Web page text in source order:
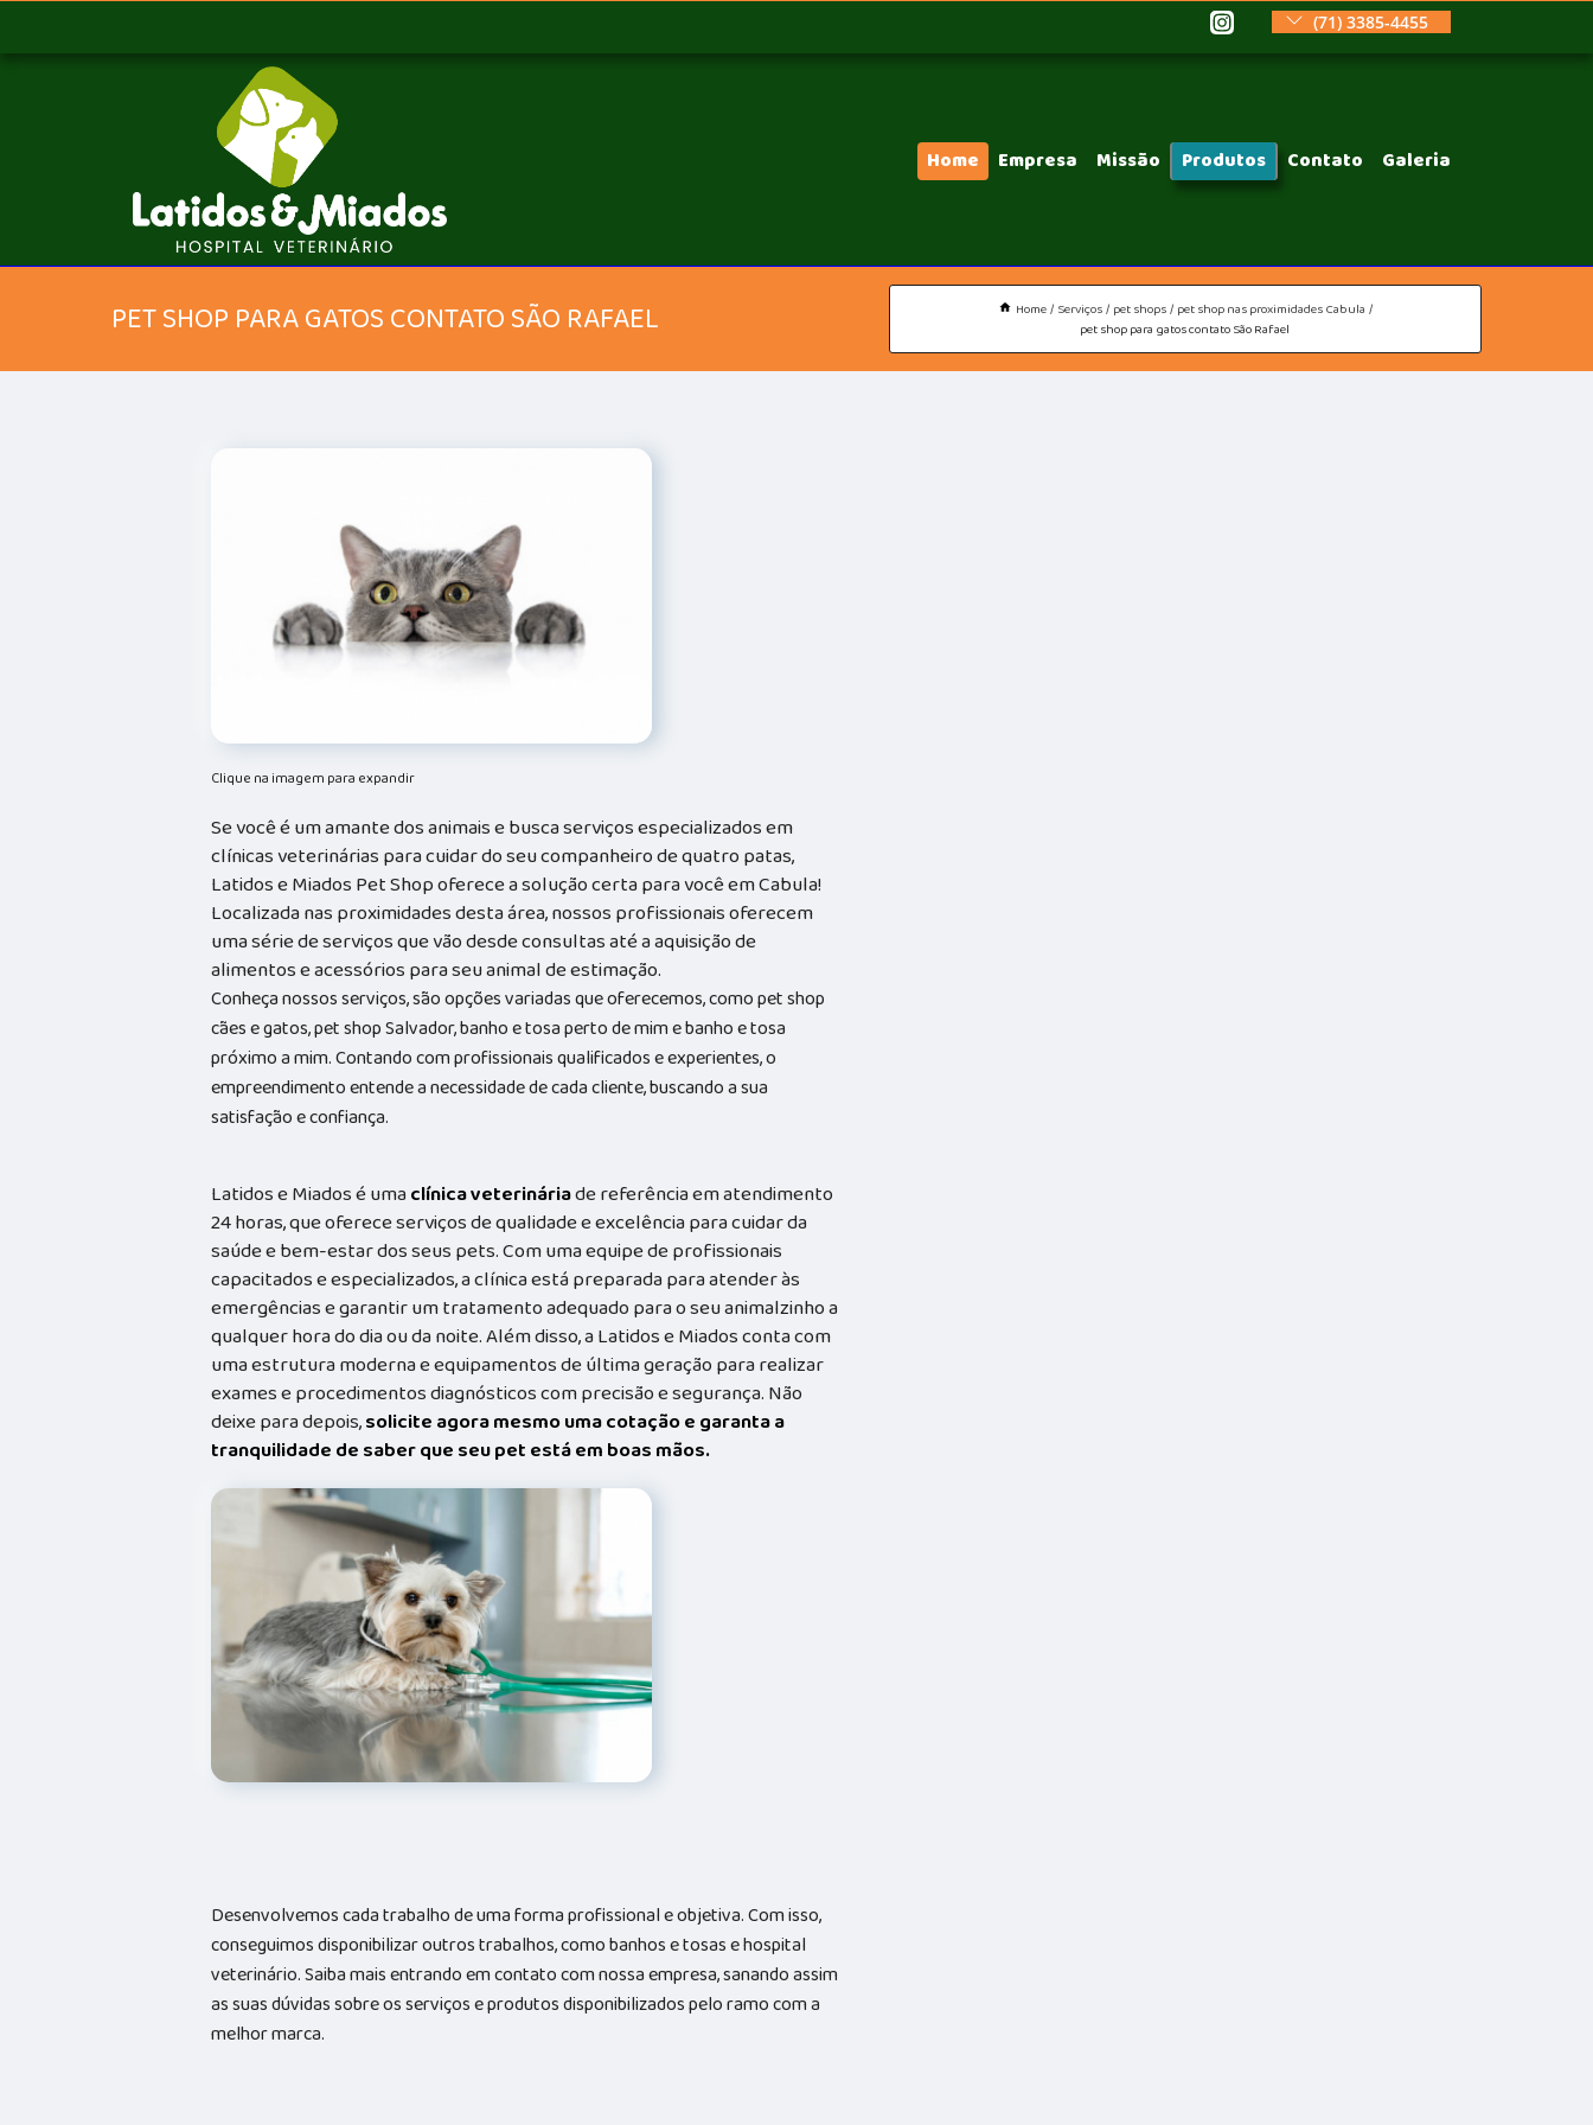
(71) 3385-4455
Home Empresa Missão Produtos Contato Galeria
PET SHOP PARA GATOS CONTATO SÃO RAFAEL Home Serviços pet shops pet shop nas proximidades Cabula
pet shop para gatos contato São Rafael
Clique na imagem para expandir
Se você é um amante dos animais e busca serviços especializados em
clínicas veterinárias para cuidar do seu companheiro de quatro patas,
Latidos e Miados Pet Shop oferece a solução certa para você em Cabula!
Localizada nas proximidades desta área, nossos profissionais oferecem
uma série de serviços que vão desde consultas até a aquisição de
alimentos e acessórios para seu animal de estimação.
Conheça nossos serviços, são opções variadas que oferecemos, como pet shop
cães e gatos, pet shop Salvador, banho e tosa perto de mim e banho e tosa
próximo a mim. Contando com profissionais qualificados e experientes, o
empreendimento entende a necessidade de cada cliente, buscando a sua
satisfação e confiança.
Latidos e Miados é umaclínica veterináriade referência em atendimento
24 horas, que oferece serviços de qualidade e excelência para cuidar da
saúde e bem-estar dos seus pets. Com uma equipe de profissionais
capacitados e especializados, a clínica está preparada para atender às
emergências e garantir um tratamento adequado para o seu animalzinho a
qualquer hora do dia ou da noite. Além disso, a Latidos e Miados conta com
uma estrutura moderna e equipamentos de última geração para realizar
exames e procedimentos diagnósticos com precisão e segurança. Não
deixe para depois,solicite agora mesmo uma cotação e garanta a
tranquilidade de saber que seu pet está em boas mãos.
Desenvolvemos cada trabalho de uma forma profissional e objetiva. Com isso,
conseguimos disponibilizar outros trabalhos, como banhos e tosas e hospital
veterinário. Saiba mais entrando em contato com nossa empresa, sanando assim
as suas dúvidas sobre os serviços e produtos disponibilizados pelo ramo com a
melhor marca.